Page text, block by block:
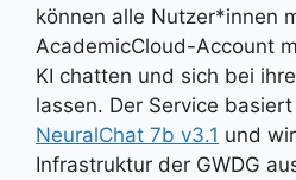
können alle Nutzer*innen
AcademicCloud-Account
KI chatten und sich bei
lassen. Der Service
NeuralChat 7b v3.1 und
Infrastruktur der GWDG